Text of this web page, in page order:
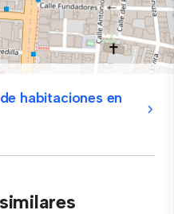
habitaciones en